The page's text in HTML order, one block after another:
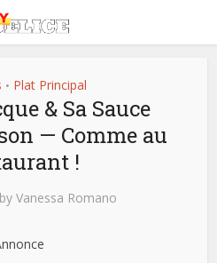
• Plat Principal
& Sa Sauce
— Comme au
!
by Vanessa Romano